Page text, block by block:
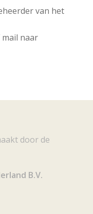
van het
mail naar
door de
B.V.